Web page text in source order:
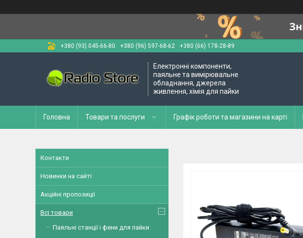
+380 (93) 045-66-80 +380 (96) 597-68-62 +380 (66) 178-28-89
Електронні компоненти,
паяльне та вимірювальне
обладнання, джерела
живлення, хімія для пайки
Головна Товари та послуги Графік роботи та магазини на карті
Контакти
Новинки на сайті
Акційні пропозиції
Всі товари
Паяльні станції і фени для пайки